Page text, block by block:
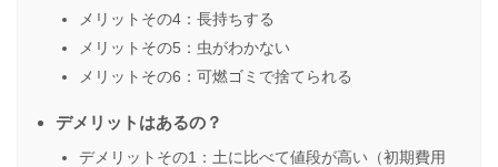
メリットその4：長持ちする
メリットその5：虫がわかない
メリットその6：可燃ゴミで捨てられる
デメリットはあるの？
デメリットその1：土に比べて値段が高い（初期費用